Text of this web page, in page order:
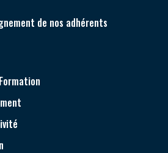
de nos adhérents